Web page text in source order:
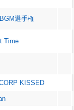
選手権
Time
KISSED